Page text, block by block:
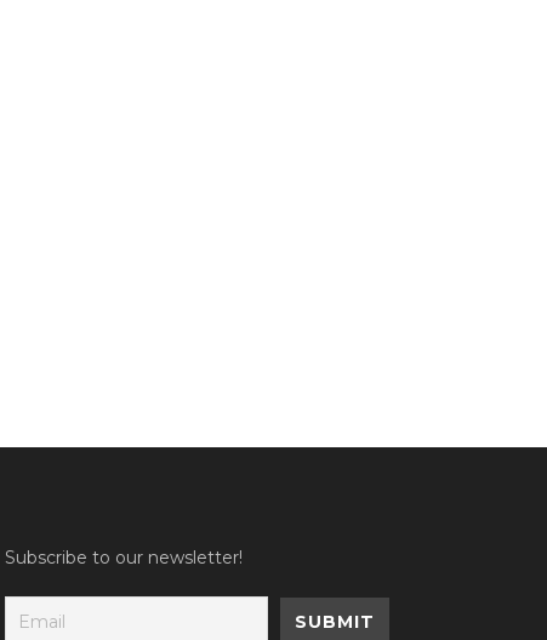
Subscribe to our newsletter!